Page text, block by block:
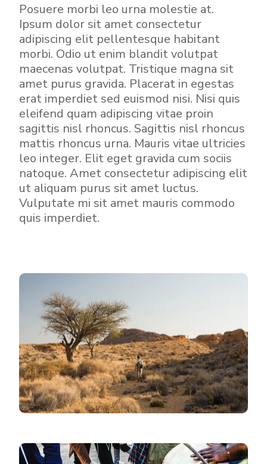
Posuere morbi leo urna molestie at.
Ipsum dolor sit amet consectetur
adipiscing elit pellentesque habitant
morbi. Odio ut enim blandit volutpat
maecenas volutpat. Tristique magna sit
amet purus gravida. Placerat in egestas
erat imperdiet sed euismod nisi. Nisi quis
eleifend quam adipiscing vitae proin
sagittis nisl rhoncus. Sagittis nisl rhoncus
mattis rhoncus urna. Mauris vitae ultricies
leo integer. Elit eget gravida cum sociis
natoque. Amet consectetur adipiscing elit
ut aliquam purus sit amet luctus.
Vulputate mi sit amet mauris commodo
quis imperdiet.